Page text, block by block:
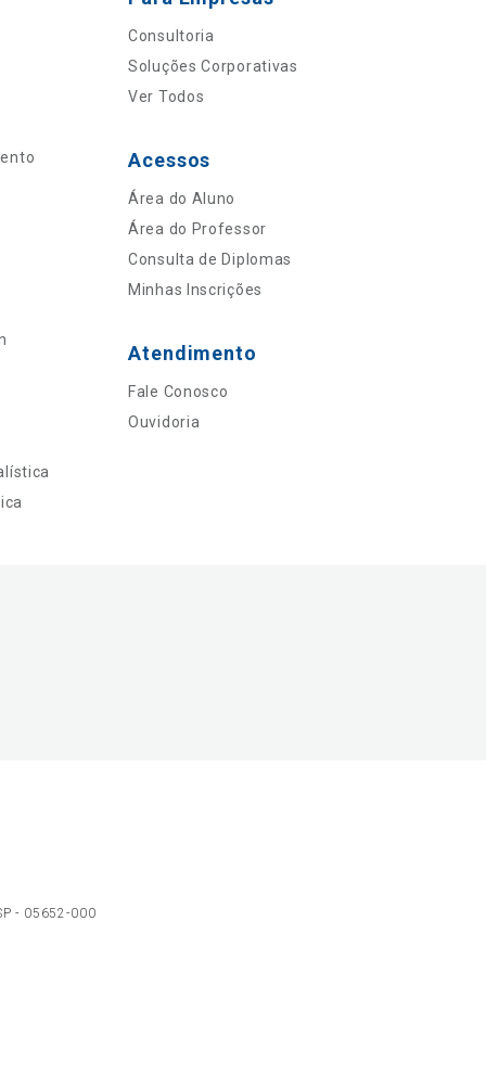
Consultoria
Soluções Corporativas
Ver Todos
Acessos
Área do Aluno
Área do Professor
Consulta de Diplomas
Minhas Inscrições
Atendimento
Fale Conosco
Ouvidoria
- 05652-000